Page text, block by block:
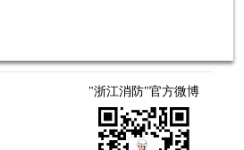
"浙江消防"官方微博